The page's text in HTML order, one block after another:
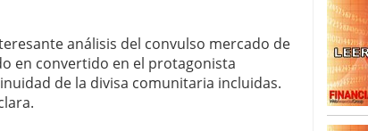
qué es más caro en España que en el
análisis del convulso mercado de
en convertido en el protagonista
de la divisa comunitaria incluidas.